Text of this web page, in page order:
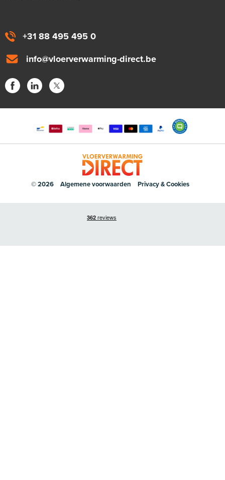
+31 88 495 495 0
info@vloerverwarming-direct.be
© 2026 Algemene voorwaarden Privacy & Cookies